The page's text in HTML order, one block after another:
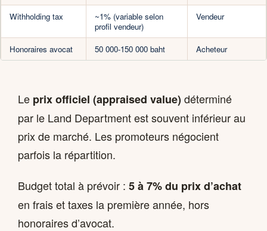
Withholding tax
~1% (variable selon
profil vendeur)
Vendeur
Honoraires avocat 50 000-150 000 baht Acheteur
Le prix officiel (appraised value) déterminé
par le Land Department est souvent inférieur au
prix de marché. Les promoteurs négocient
parfois la répartition.
Budget total à prévoir : 5 à 7% du prix d’achat
en frais et taxes la première année, hors
honoraires d’avocat.